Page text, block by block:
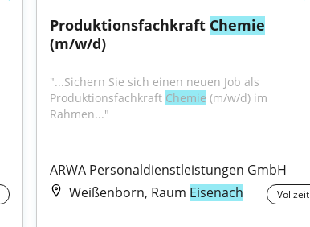
Produktionsfachkraft Chemie
(m/w/d)
"...Sichern Sie sich einen neuen Job als
Produktionsfachkraft Chemie (m/w/d) im
Rahmen..."
ARWA Personaldienstleistungen GmbH
Weißenborn, Raum Eisenach Vollzeit